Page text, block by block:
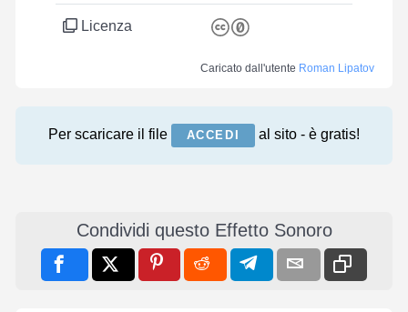
Licenza
Caricato dall'utente Roman Lipatov
Per scaricare il file ACCEDI al sito - è gratis!
Condividi questo Effetto Sonoro